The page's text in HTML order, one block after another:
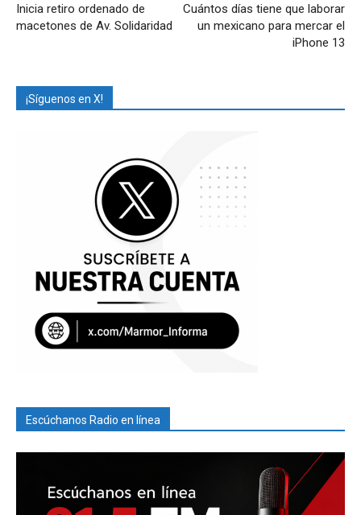
Inicia retiro ordenado de
macetones de Av. Solidaridad
Cuántos días tiene que laborar
un mexicano para mercar el
iPhone 13
¡Síguenos en X!
Escúchanos Radio en línea